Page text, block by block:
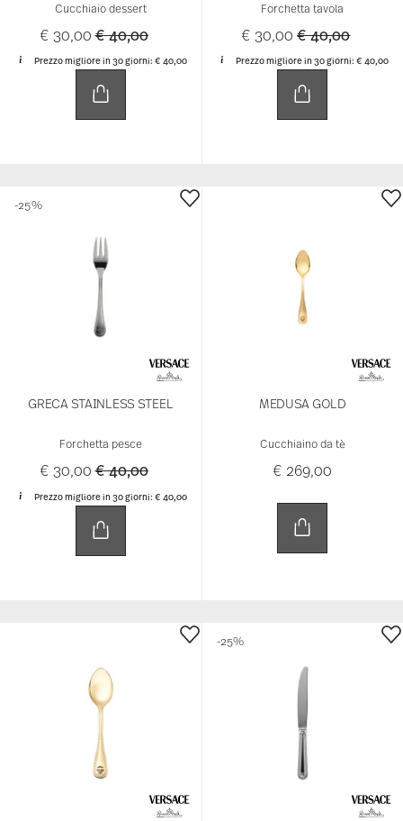
Cucchiaio dessert
€ 30,00Price reduced from
€ 40,00to
Prezzo migliore in 30 giorni: € 40,00
Forchetta tavola
€ 30,00Price reduced
€ 40,00to
Prezzo migliore in 30 giorni:€ 40,00
GRECA STAINLESS STEEL
Forchetta pesce
€ 30,00Price reduced from
€ 40,00to
Prezzo migliore in 30 giorni: € 40,00
-25%
MEDUSA GOLD
Cucchiaino da tè
€ 269,00
-25%